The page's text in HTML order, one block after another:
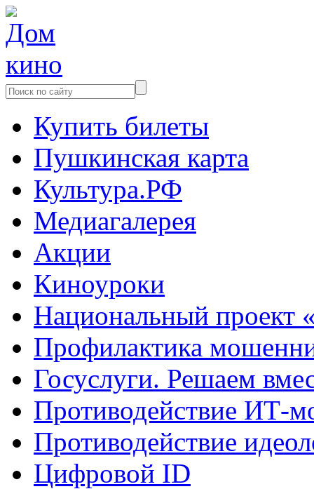
Купить билеты
Пушкинская карта
Культура.РФ
Медиагалерея
Акции
Киноуроки
Национальный проект
Профилактика
Госуслуги. Решаем
Противодействие ИТ-
Противодействие
Цифровой ID